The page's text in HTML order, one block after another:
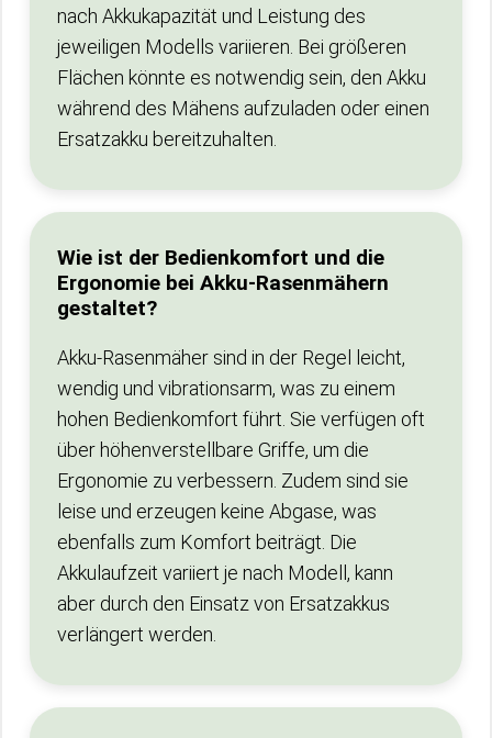
nach Akkukapazität und Leistung des
jeweiligen Modells variieren. Bei größeren
Flächen könnte es notwendig sein, den Akku
während des Mähens aufzuladen oder einen
Ersatzakku bereitzuhalten.
Wie ist der Bedienkomfort und die
Ergonomie bei Akku-Rasenmähern
gestaltet?
Akku-Rasenmäher sind in der Regel leicht,
wendig und vibrationsarm, was zu einem
hohen Bedienkomfort führt. Sie verfügen oft
über höhenverstellbare Griffe, um die
Ergonomie zu verbessern. Zudem sind sie
leise und erzeugen keine Abgase, was
ebenfalls zum Komfort beiträgt. Die
Akkulaufzeit variiert je nach Modell, kann
aber durch den Einsatz von Ersatzakkus
verlängert werden.